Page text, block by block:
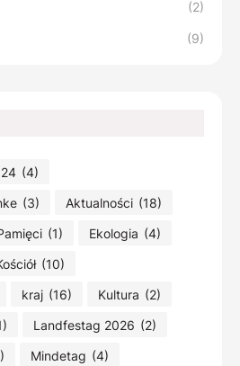
(2)
(9)
(4)
(3) Aktualności (18)
(1) Ekologia (4)
(10)
kraj (16) Kultura (2)
Landfestag 2026 (2)
Mindetag (4)